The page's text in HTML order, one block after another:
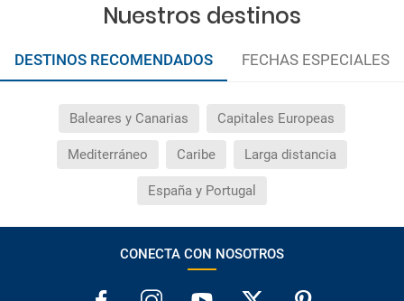
Nuestros destinos
DESTINOS RECOMENDADOS FECHAS ESPECIALES
Baleares y Canarias Capitales Europeas
Mediterráneo Caribe Larga distancia
España y Portugal
CONECTA CON NOSOTROS